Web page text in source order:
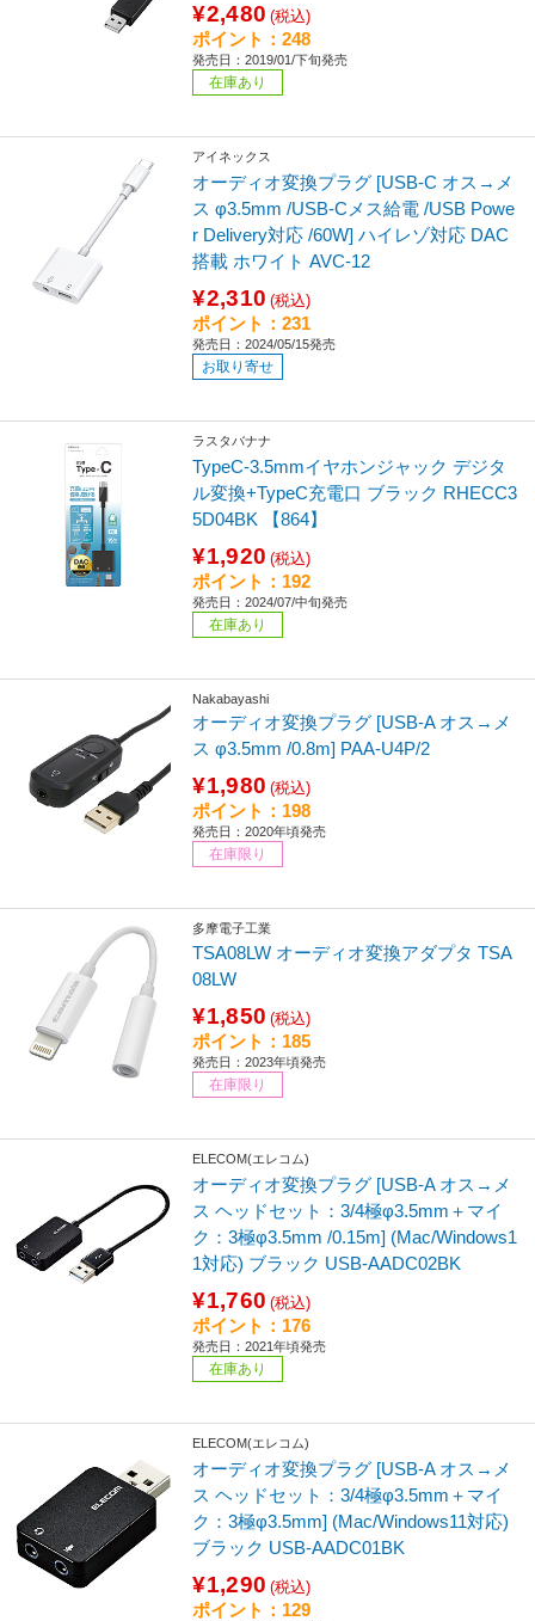
¥2,480 (税込)
ポイント：248
発売日：2019/01/下旬発売
在庫あり
アイネックス
オーディオ変換プラグ [USB-C オス→メ
ス φ3.5mm /USB-Cメス給電 /USB Powe
r Delivery対応 /60W] ハイレゾ対応 DAC
搭載 ホワイト AVC-12
¥2,310 (税込)
ポイント：231
発売日：2024/05/15発売
お取り寄せ
ラスタバナナ
TypeC-3.5mmイヤホンジャック デジタ
ル変換+TypeC充電口 ブラック RHECC3
5D04BK 【864】
¥1,920 (税込)
ポイント：192
発売日：2024/07/中旬発売
在庫あり
Nakabayashi
オーディオ変換プラグ [USB-A オス→メ
ス φ3.5mm /0.8m] PAA-U4P/2
¥1,980 (税込)
ポイント：198
発売日：2020年頃発売
在庫限り
多摩電子工業
TSA08LW オーディオ変換アダプタ TSA
08LW
¥1,850 (税込)
ポイント：185
発売日：2023年頃発売
在庫限り
ELECOM(エレコム)
オーディオ変換プラグ [USB-A オス→メ
ス ヘッドセット：3/4極φ3.5mm＋マイ
ク：3極φ3.5mm /0.15m] (Mac/Windows1
1対応) ブラック USB-AADC02BK
¥1,760 (税込)
ポイント：176
発売日：2021年頃発売
在庫あり
ELECOM(エレコム)
オーディオ変換プラグ [USB-A オス→メ
ス ヘッドセット：3/4極φ3.5mm＋マイ
ク：3極φ3.5mm] (Mac/Windows11対応)
ブラック USB-AADC01BK
¥1,290 (税込)
ポイント：129